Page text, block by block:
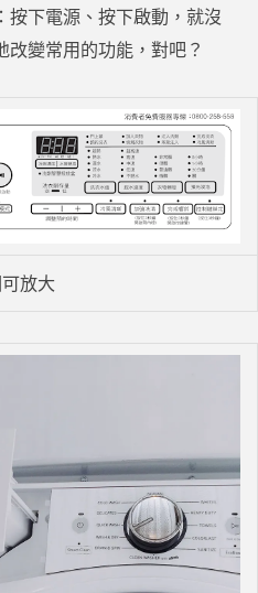
按下電源、按下啟動，就沒
變常用的功能，對吧？
放大